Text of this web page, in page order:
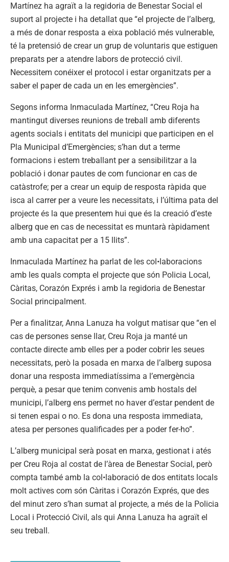
Martínez ha agraït a la regidoria de Benestar Social el
suport al projecte i ha detallat que “el projecte de l’alberg,
a més de donar resposta a eixa població més vulnerable,
té la pretensió de crear un grup de voluntaris que estiguen
preparats per a atendre labors de protecció civil.
Necessitem conéixer el protocol i estar organitzats per a
saber el paper de cada un en les emergències”.
Segons informa Inmaculada Martínez, “Creu Roja ha
mantingut diverses reunions de treball amb diferents
agents socials i entitats del municipi que participen en el
Pla Municipal d’Emergències; s’han dut a terme
formacions i estem treballant per a sensibilitzar a la
població i donar pautes de com funcionar en cas de
catàstrofe; per a crear un equip de resposta ràpida que
isca al carrer per a veure les necessitats, i l’última pata del
projecte és la que presentem hui que és la creació d’este
alberg que en cas de necessitat es muntarà ràpidament
amb una capacitat per a 15 llits”.
Inmaculada Martínez ha parlat de les col•laboracions
amb les quals compta el projecte que són Policia Local,
Càritas, Corazón Exprés i amb la regidoria de Benestar
Social principalment.
Per a finalitzar, Anna Lanuza ha volgut matisar que “en el
cas de persones sense llar, Creu Roja ja manté un
contacte directe amb elles per a poder cobrir les seues
necessitats, però la posada en marxa de l’alberg suposa
donar una resposta immediatíssima a l’emergència
perquè, a pesar que tenim convenis amb hostals del
municipi, l’alberg ens permet no haver d’estar pendent de
si tenen espai o no. Es dona una resposta immediata,
atesa per persones qualificades per a poder fer-ho”.
L’alberg municipal serà posat en marxa, gestionat i atés
per Creu Roja al costat de l’àrea de Benestar Social, però
compta també amb la col•laboració de dos entitats locals
molt actives com són Càritas i Corazón Exprés, que des
del minut zero s’han sumat al projecte, a més de la Policia
Local i Protecció Civil, als qui Anna Lanuza ha agraït el
seu treball.